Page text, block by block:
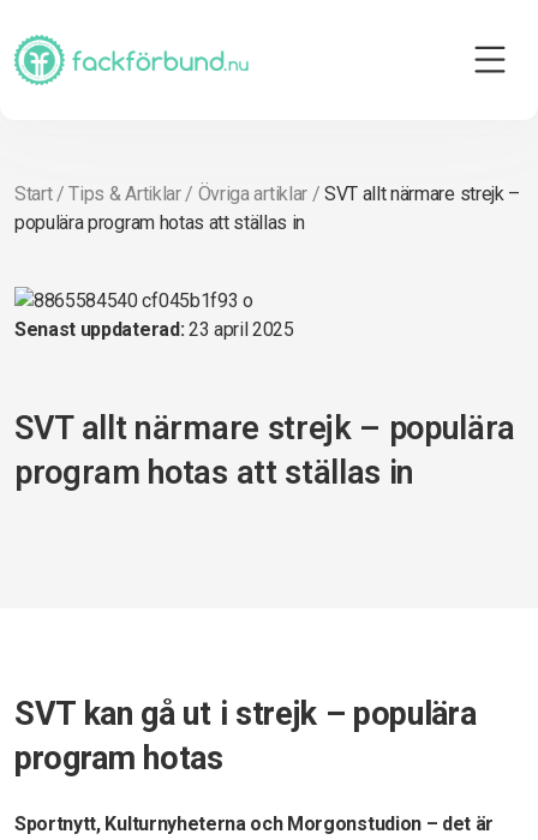
Start/Tips & Artiklar/ Övriga artiklar/ SVT allt närmare strejk –
populära program hotas att ställas in
Senast uppdaterad: 23 april 2025
SVT allt närmare strejk – populära
program hotas att ställas in
SVT kan gå ut i strejk – populära
program hotas
Sportnytt, Kulturnyheterna och Morgonstudion – det är